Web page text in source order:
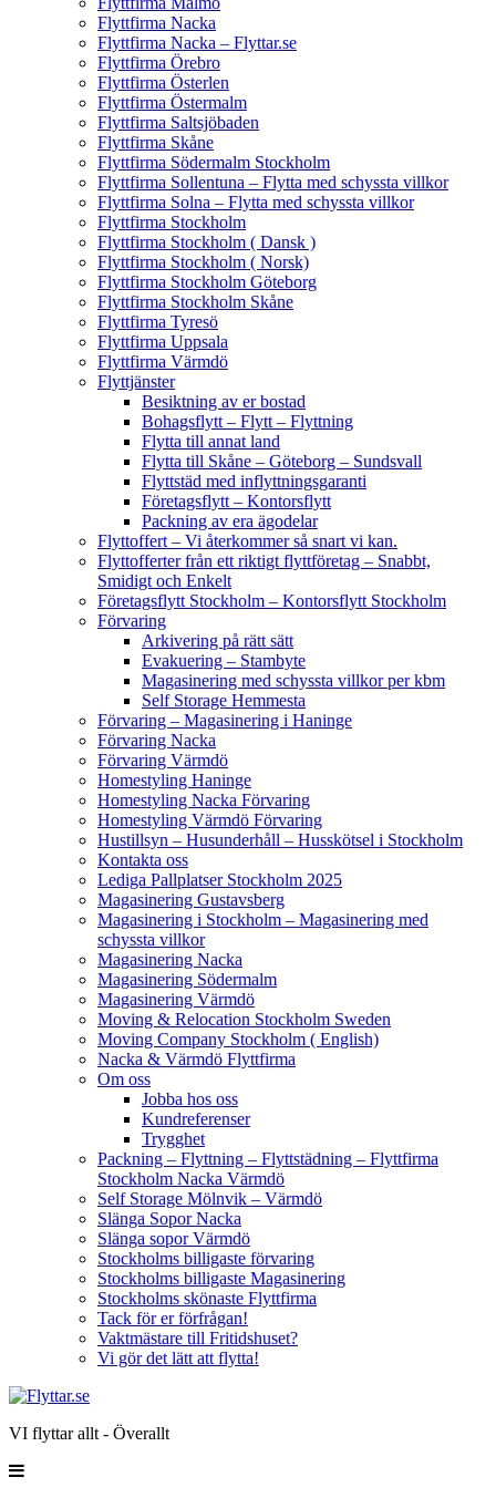
Flyttfirma Nacka
Flyttfirma Nacka – Flyttar.se
Flyttfirma Örebro
Flyttfirma Österlen
Flyttfirma Östermalm
Flyttfirma Saltsjöbaden
Flyttfirma Skåne
Flyttfirma Södermalm Stockholm
Flyttfirma Sollentuna – Flytta med schyssta villkor
Flyttfirma Solna – Flytta med schyssta villkor
Flyttfirma Stockholm
Flyttfirma Stockholm ( Dansk )
Flyttfirma Stockholm ( Norsk)
Flyttfirma Stockholm Göteborg
Flyttfirma Stockholm Skåne
Flyttfirma Tyresö
Flyttfirma Uppsala
Flyttfirma Värmdö
Flyttjänster
Besiktning av er bostad
Bohagsflytt – Flytt – Flyttning
Flytta till annat land
Flytta till Skåne – Göteborg – Sundsvall
Flyttstäd med inflyttningsgaranti
Företagsflytt – Kontorsflytt
Packning av era ägodelar
Flyttoffert – Vi återkommer så snart vi kan.
Flyttofferter från ett riktigt flyttföretag – Snabbt,
Smidigt och Enkelt
Företagsflytt Stockholm – Kontorsflytt Stockholm
Förvaring
Arkivering på rätt sätt
Evakuering – Stambyte
Magasinering med schyssta villkor per kbm
Self Storage Hemmesta
Förvaring – Magasinering i Haninge
Förvaring Nacka
Förvaring Värmdö
Homestyling Haninge
Homestyling Nacka Förvaring
Homestyling Värmdö Förvaring
Hustillsyn – Husunderhåll – Husskötsel i Stockholm
Kontakta oss
Lediga Pallplatser Stockholm 2025
Magasinering Gustavsberg
Magasinering i Stockholm – Magasinering med
schyssta villkor
Magasinering Nacka
Magasinering Södermalm
Magasinering Värmdö
Moving & Relocation Stockholm Sweden
Moving Company Stockholm ( English)
Nacka & Värmdö Flyttfirma
Om oss
Jobba hos oss
Kundreferenser
Trygghet
Packning – Flyttning – Flyttstädning – Flyttfirma
Stockholm Nacka Värmdö
Self Storage Mölnvik – Värmdö
Slänga Sopor Nacka
Slänga sopor Värmdö
Stockholms billigaste förvaring
Stockholms billigaste Magasinering
Stockholms skönaste Flyttfirma
Tack för er förfrågan!
Vaktmästare till Fritidshuset?
Vi gör det lätt att flytta!
VI flyttar allt - Överallt